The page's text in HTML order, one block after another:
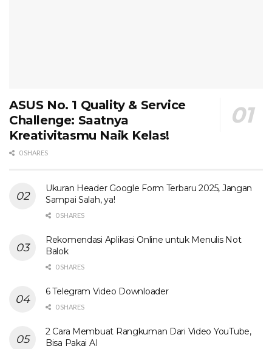
ASUS No. 1 Quality & Service
Challenge: Saatnya
Kreativitasmu Naik Kelas!
0 SHARES
Ukuran Header Google Form Terbaru 2025, Jangan
Sampai Salah, ya!
0 SHARES
Rekomendasi Aplikasi Online untuk Menulis Not
Balok
0 SHARES
6 Telegram Video Downloader
0 SHARES
2 Cara Membuat Rangkuman Dari Video YouTube,
Bisa Pakai AI